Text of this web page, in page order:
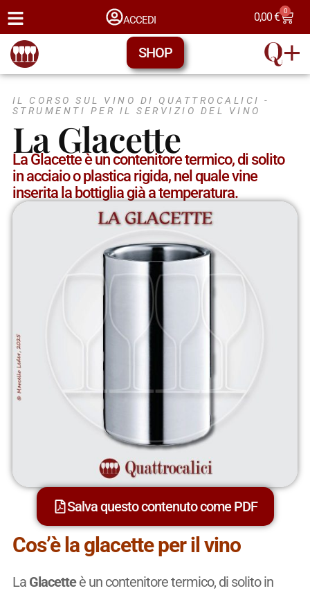
ACCEDI 0,00€ 0
SHOP
IL CORSO SUL VINO DI QUATTROCALICI -
STRUMENTI PER IL SERVIZIO DEL VINO
La Glacette
La Glacette è un contenitore termico, di solito
in acciaio o plastica rigida, nel quale vine
inserita la bottiglia già a temperatura.
Salva questo contenuto come PDF
Cos’è la glacette per il vino
La Glacetteè un contenitore termico, di solito in